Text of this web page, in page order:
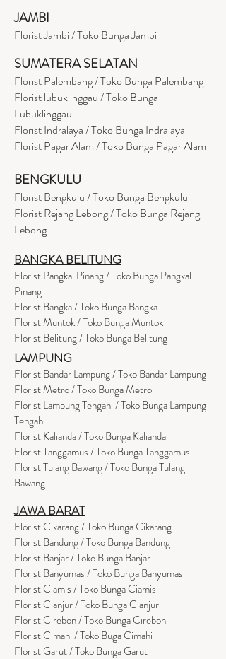
JAMBI
Florist Jambi / Toko Bunga Jambi
SUMATERA SELATAN
Florist Palembang / Toko Bunga Palembang
Florist lubuklinggau / Toko Bunga
Lubuklinggau
Florist Indralaya / Toko Bunga Indralaya
Florist Pagar Alam / Toko Bunga Pagar Alam
BENGKULU
Florist Bengkulu / Toko Bunga Bengkulu
Florist Rejang Lebong / Toko Bunga Rejang
Lebong
BANGKA BELITUNG
Florist Pangkal Pinang / Toko Bunga Pangkal
Pinang
Florist Bangka / Toko Bunga Bangka
Florist Muntok / Toko Bunga Muntok
Florist Belitung / Toko Bunga Belitung
LAMPUNG
Florist Bandar Lampung / Toko Bandar Lampung
Florist Metro / Toko Bunga Metro
Florist Lampung Tengah / Toko Bunga Lampung
Tengah
Florist Kalianda / Toko Bunga Kalianda
Florist Tanggamus / Toko Bunga Tanggamus
Florist Tulang Bawang / Toko Bunga Tulang
Bawang
JAWA BARAT
Florist Cikarang/ Toko Bunga Cikarang
Florist Bandung / Toko Bunga Bandung
Florist Banjar / Toko Bunga Banjar
Florist Banyumas / Toko Bunga Banyumas
Florist Ciamis / Toko Bunga Ciamis
Florist Cianjur / Toko Bunga Cianjur
Florist Cirebon / Toko Bunga Cirebon
Florist Cimahi / Toko Buga Cimahi
Florist Garut / Toko Bunga Garut